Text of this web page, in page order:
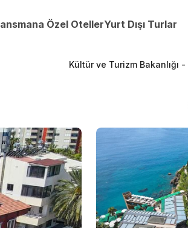
Özel OtellerYurt Dışı Turlar
Kültür ve Turizm Bakanlığı -